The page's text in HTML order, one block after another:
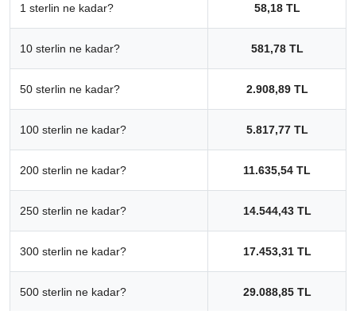
1 sterlin ne kadar? 58,18 TL
10 sterlin ne kadar? 581,78 TL
50 sterlin ne kadar? 2.908,89 TL
100 sterlin ne kadar? 5.817,77 TL
200 sterlin ne kadar? 11.635,54 TL
250 sterlin ne kadar? 14.544,43 TL
300 sterlin ne kadar? 17.453,31 TL
500 sterlin ne kadar? 29.088,85 TL